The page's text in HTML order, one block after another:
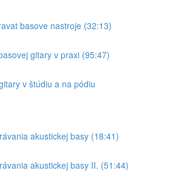
basove nastroje (32:13)
gitary v praxi (95:47)
v štúdiu a na pódiu
akustickej basy (18:41)
akustickej basy II. (51:44)